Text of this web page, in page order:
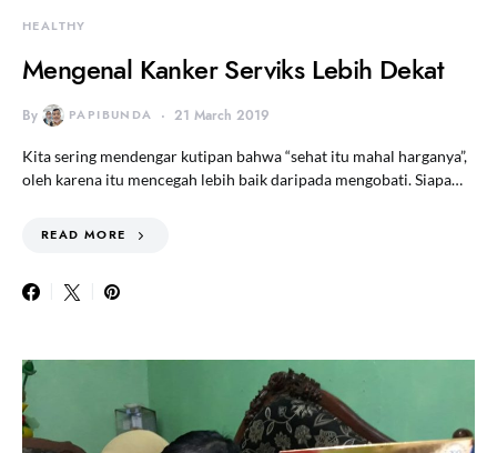
HEALTHY
Mengenal Kanker Serviks Lebih Dekat
By PAPIBUNDA 21 March 2019
Kita sering mendengar kutipan bahwa “sehat itu mahal harganya”,
oleh karena itu mencegah lebih baik daripada mengobati. Siapa…
READ MORE